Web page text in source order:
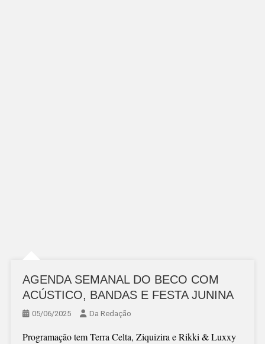
AGENDA SEMANAL DO BECO COM
ACÚSTICO, BANDAS E FESTA JUNINA
05/06/2025 Da Redação
Programação tem Terra Celta, Ziquizira e Rikki & Luxxy